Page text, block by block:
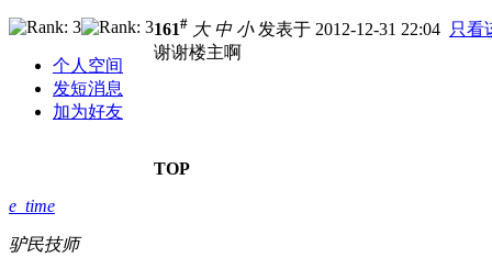
个人空间
发短消息
加为好友
161# 大 中 小发表于 2012-12-31 22:04 只看
谢谢楼主啊
TOP
e_time
驴民技师